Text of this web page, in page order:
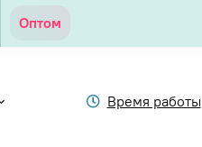
Оптом
Время работы